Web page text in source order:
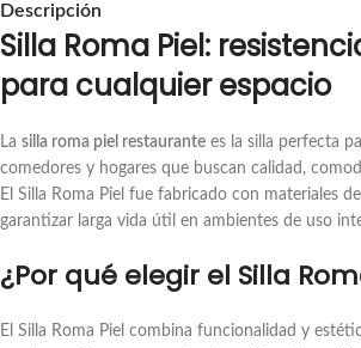
Descripción
Silla Roma Piel:
para cualquier espacio
La silla roma piel restaurante es la silla perfecta
comedores y hogares que buscan calidad,
El Silla Roma Piel fue fabricado con materiales
garantizar larga vida útil en ambientes de uso
¿Por qué elegir el Silla
El Silla Roma Piel combina funcionalidad y